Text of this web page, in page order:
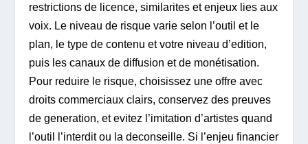
restrictions de licence, similarites et enjeux lies aux
voix. Le niveau de risque varie selon l’outil et le
plan, le type de contenu et votre niveau d’edition,
puis les canaux de diffusion et de monétisation.
Pour reduire le risque, choisissez une offre avec
droits commerciaux clairs, conservez des preuves
de generation, et evitez l’imitation d’artistes quand
l’outil l’interdit ou la deconseille. Si l’enjeu financier